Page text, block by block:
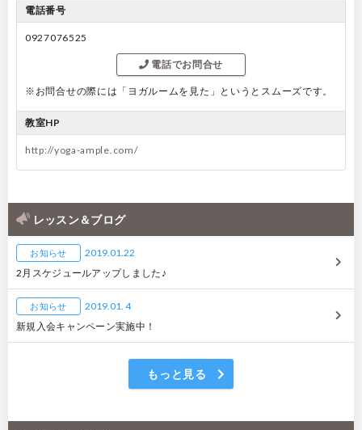
電話番号
0927076525
電話でお問合せ
※お問合せの際には「ヨガルームを見た」というとスムーズです。
教室HP
http://yoga-ample.com/
レッスン＆ブログ
お知らせ
2019.01.22
2月スケジュールアップしました♪
お知らせ
2019.01. 4
新規入会キャンペーン実施中！
もっと見る